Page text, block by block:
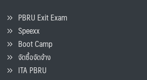
PBRU Exit Exam
Speexx
Boot Camp
จัดซื้อจัดจ้าง
ITA PBRU